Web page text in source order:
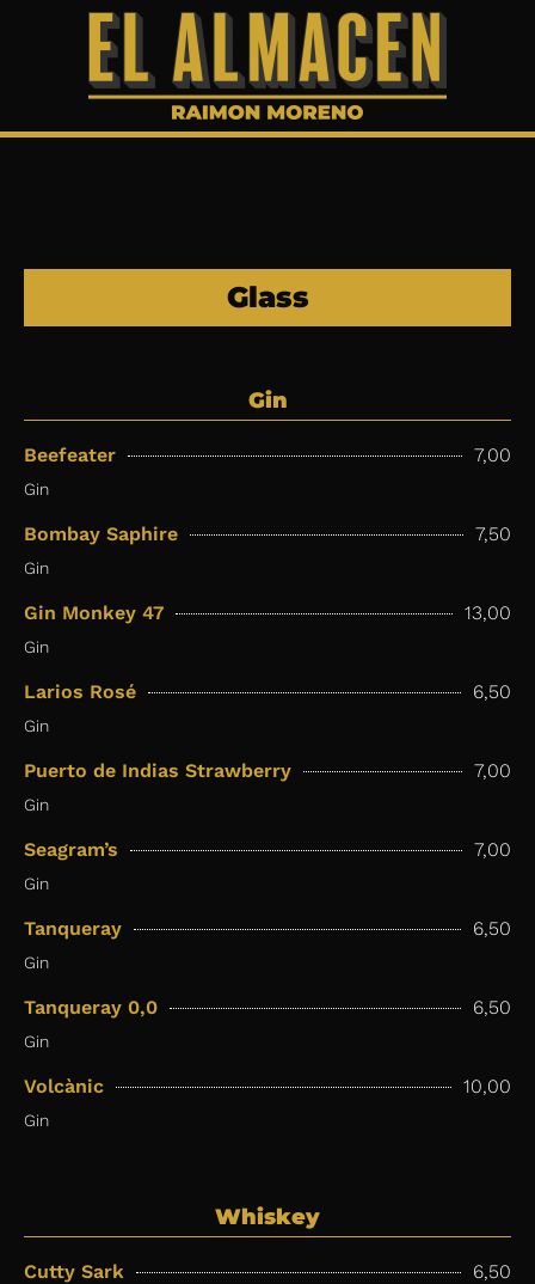
Glass
Gin
Beefeater 7,00
Gin
Bombay Saphire 7,50
Gin
Gin Monkey 47 13,00
Gin
Larios Rosé 6,50
Gin
Puerto de Indias Strawberry 7,00
Gin
Seagram’s 7,00
Gin
Tanqueray 6,50
Gin
Tanqueray 0,0 6,50
Gin
Volcànic 10,00
Gin
Whiskey
Cutty Sark 6,50